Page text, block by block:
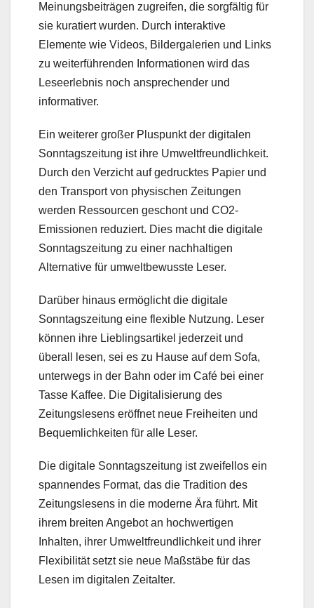
Meinungsbeiträgen zugreifen, die sorgfältig für
sie kuratiert wurden. Durch interaktive
Elemente wie Videos, Bildergalerien und Links
zu weiterführenden Informationen wird das
Leseerlebnis noch ansprechender und
informativer.
Ein weiterer großer Pluspunkt der digitalen
Sonntagszeitung ist ihre Umweltfreundlichkeit.
Durch den Verzicht auf gedrucktes Papier und
den Transport von physischen Zeitungen
werden Ressourcen geschont und CO2-
Emissionen reduziert. Dies macht die digitale
Sonntagszeitung zu einer nachhaltigen
Alternative für umweltbewusste Leser.
Darüber hinaus ermöglicht die digitale
Sonntagszeitung eine flexible Nutzung. Leser
können ihre Lieblingsartikel jederzeit und
überall lesen, sei es zu Hause auf dem Sofa,
unterwegs in der Bahn oder im Café bei einer
Tasse Kaffee. Die Digitalisierung des
Zeitungslesens eröffnet neue Freiheiten und
Bequemlichkeiten für alle Leser.
Die digitale Sonntagszeitung ist zweifellos ein
spannendes Format, das die Tradition des
Zeitungslesens in die moderne Ära führt. Mit
ihrem breiten Angebot an hochwertigen
Inhalten, ihrer Umweltfreundlichkeit und ihrer
Flexibilität setzt sie neue Maßstäbe für das
Lesen im digitalen Zeitalter.